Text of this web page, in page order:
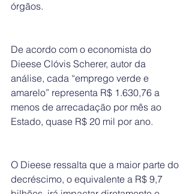
órgãos.
De acordo com o economista do
Dieese Clóvis Scherer, autor da
análise, cada “emprego verde e
amarelo” representa R$ 1.630,76 a
menos de arrecadação por mês ao
Estado, quase R$ 20 mil por ano.
O Dieese ressalta que a maior parte do
decréscimo, o equivalente a R$ 9,7